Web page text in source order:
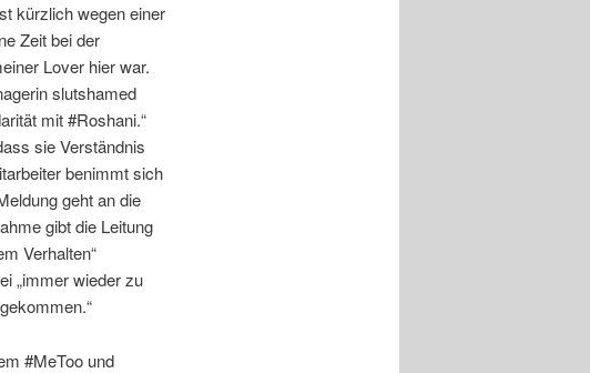
kürzlich wegen einer
Zeit bei der
Lover hier war.
slutshamed
mit #Roshani.“
sie Verständnis
benimmt sich
geht an die
gibt die Leitung
Verhalten“
„immer wieder zu
#MeToo und